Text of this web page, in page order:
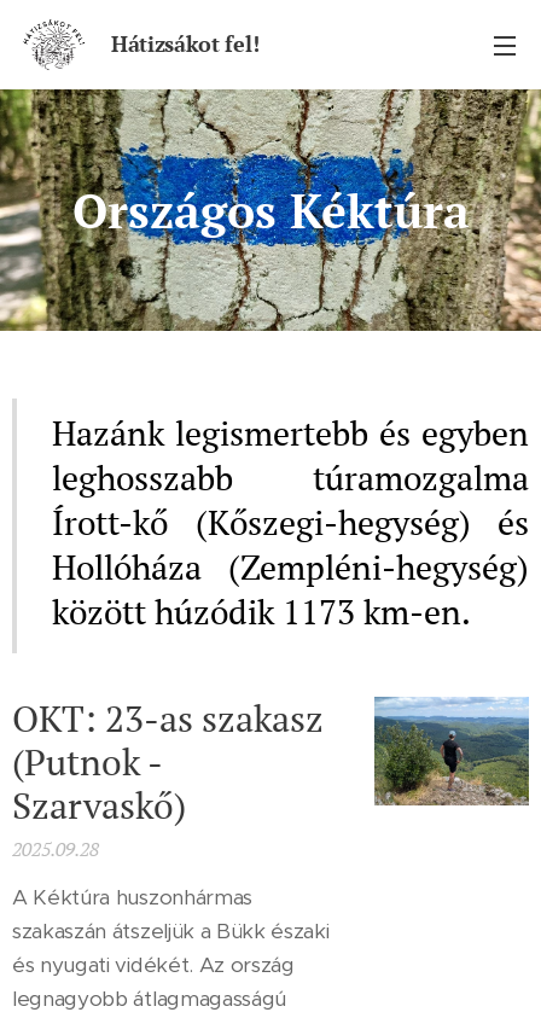
Hátizsákot fel!
Országos Kéktúra
Hazánk legismertebb és egyben
leghosszabb túramozgalma
Írott-kő (Kőszegi-hegység) és
Hollóháza (Zempléni-hegység)
között húzódik 1173 km-en.
OKT: 23-as szakasz
(Putnok -
Szarvaskő)
2025.09.28
A Kéktúra huszonhármas
szakaszán átszeljük a Bükk északi
és nyugati vidékét. Az ország
legnagyobb átlagmagasságú